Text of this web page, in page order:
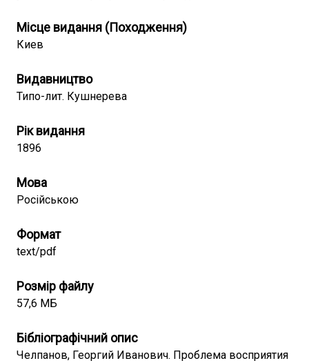
Місце видання (Походження)
Киев
Видавництво
Типо-лит. Кушнерева
Рік видання
1896
Мова
Російською
Формат
text/pdf
Розмір файлу
57,6 МБ
Бібліографічний опис
Челпанов, Георгий Иванович. Проблема восприятия